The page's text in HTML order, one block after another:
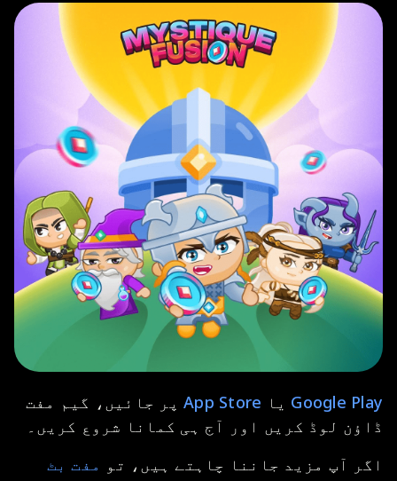
Google Play یا App Store پر جائیں، گیم مفت
ڈاؤن لوڈ کریں اور آج ہی کمانا شروع کریں۔
اگر آپ مزید جاننا چاہتے ہیں، تو مفت بٹ